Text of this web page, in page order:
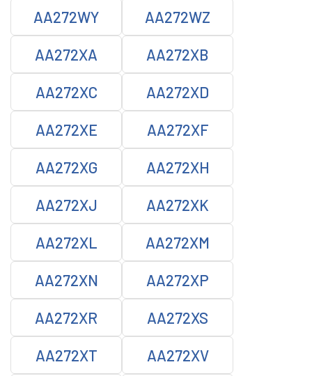
AA272WY AA272WZ
AA272XA AA272XB
AA272XC AA272XD
AA272XE AA272XF
AA272XG AA272XH
AA272XJ AA272XK
AA272XL AA272XM
AA272XN AA272XP
AA272XR AA272XS
AA272XT AA272XV